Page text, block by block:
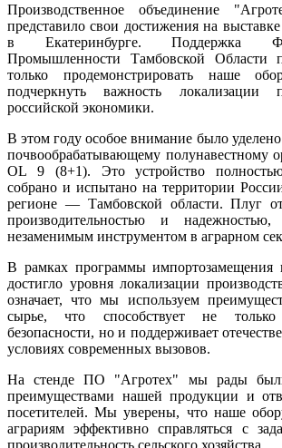
Производственное объединение
представило свои достижения на
в Екатеринбурге. Поддержка
Промышленности Тамбовской Области
только продемонстрировать наше
подчеркнуть важность локализации
российской экономики.
В этом году особое внимание было
почвообрабатывающему полунавестному
OL 9 (8+1). Это устройство полностью
собрано и испытано на территории
регионе — Тамбовской области. Плуг
производительностью и
незаменимым инструментом в аграрном
В рамках программы импортозамещения
достигло уровня локализации
означает, что мы используем
сырье, что способствует не только
безопасности, но и поддерживает
условиях современных вызовов.
На стенде ПО "Агротех" мы рады
преимуществами нашей продукции и
посетителей. Мы уверены, что наше
аграриям эффективно справляться с
производительность сельского хозяйства.